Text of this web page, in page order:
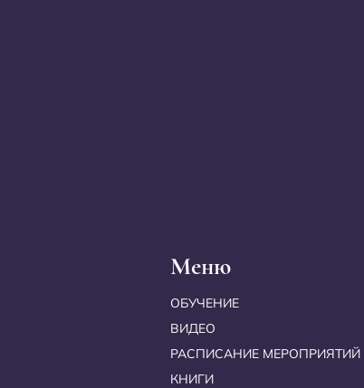
Меню
ОБУЧЕНИЕ
ВИДЕО
РАСПИСАНИЕ МЕРОПРИЯТИЙ
КНИГИ